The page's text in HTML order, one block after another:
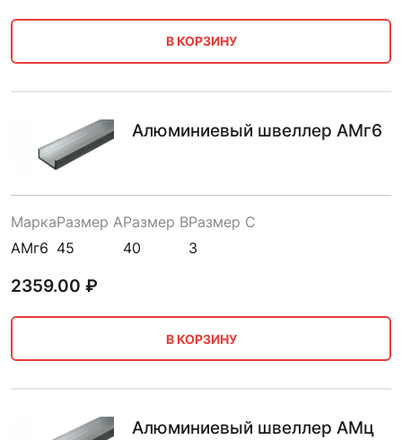
В КОРЗИНУ
Алюминиевый швеллер АМг6
Марка
АМг6
Размер A
45
Размер B
40
Размер C
3
2359.00 ₽
В КОРЗИНУ
Алюминиевый швеллер АМц